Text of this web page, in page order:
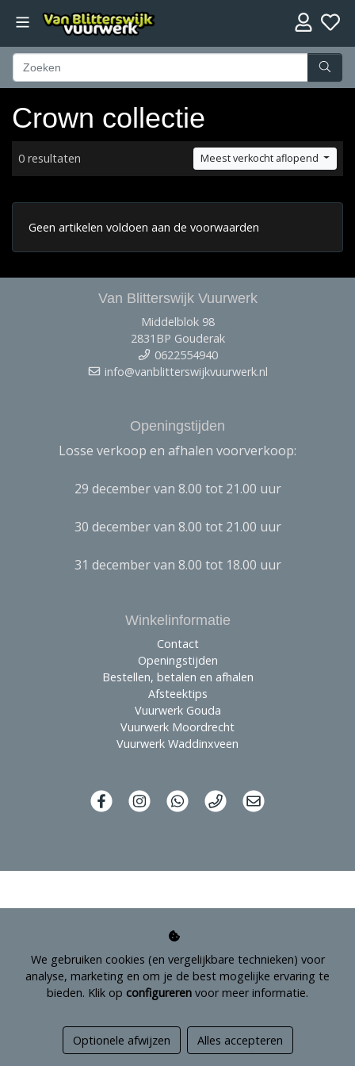
Crown collectie
0 resultaten Meest verkocht aflopend
Geen artikelen voldoen aan de voorwaarden
We gebruiken cookies (en vergelijkbare technieken) voor
analyse, marketing en om je de best mogelijke ervaring te
bieden. Klik op configureren voor meer informatie.
Optionele afwijzen Alles accepteren
Van Blitterswijk Vuurwerk
Middelblok 98
2831BP Gouderak
0622554940
info@vanblitterswijkvuurwerk.nl
Openingstijden
Losse verkoop en afhalen voorverkoop:
29 december van 8.00 tot 21.00 uur
30 december van 8.00 tot 21.00 uur
31 december van 8.00 tot 18.00 uur
Winkelinformatie
Contact
Openingstijden
Bestellen, betalen en afhalen
Afsteektips
Vuurwerk Gouda
Vuurwerk Moordrecht
Vuurwerk Waddinxveen
Managed hosting
Webshopontwikkeling